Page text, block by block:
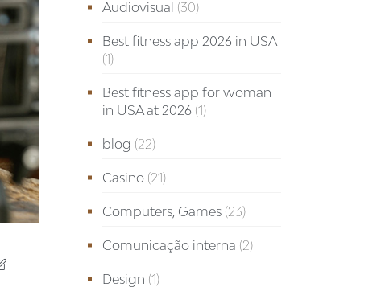
Audiovisual (30)
Best fitness app 2026 in USA
(1)
Best fitness app for woman
in USA at 2026(1)
blog (22)
Casino(21)
Computers, Games(23)
Comunicação interna (2)
Design (1)